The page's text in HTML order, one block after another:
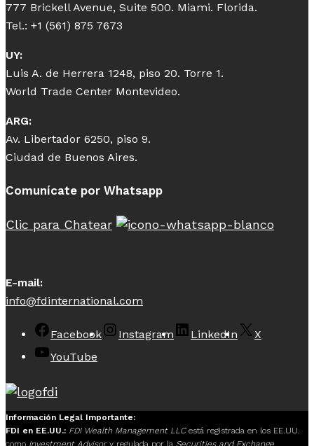
777 Brickell Avenue, Suite 500. Miami. Florida.
Tel.: +1 (561) 875 7673
UY:
Luis A. de Herrera 1248, piso 20. Torre 1.
World Trade Center Montevideo.
ARG:
Av. Libertador 6250, piso 9.
Ciudad de Buenos Aires.
Comunícate por Whatsapp
Clic para Chatear
E-mail:
info@fdinternational.com
Facebook Instagram LinkedIn
X
YouTube
Información Legal Importante:
FDI en EE.UU.: FDI Wealth Management LLCestá registrada en los EE.UU.
como Investment Advisory regulada por la Securities and Exchange